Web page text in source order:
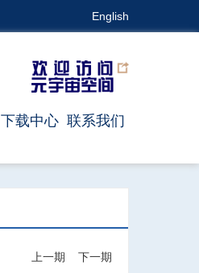
English
下载中心 联系我们
上一期 下一期